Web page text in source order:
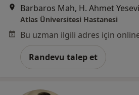
Atlas Üniversitesi Hastanesi
Randevu talep et